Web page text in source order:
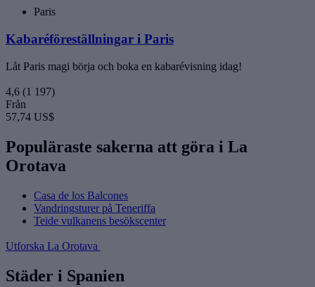
Paris
Kabaréföreställningar i Paris
Låt Paris magi börja och boka en kabarévisning idag!
4,6 (1 197)
Från
57,74 US$
Populäraste sakerna att göra i La
Orotava
Casa de los Balcones
Vandringsturer på Teneriffa
Teide vulkanens besökscenter
Utforska La Orotava
Städer i Spanien